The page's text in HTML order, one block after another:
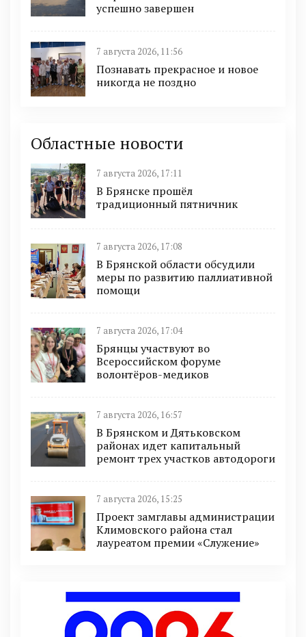
успешно завершен
7 августа 2026, 11:56
Познавать прекрасное и новое
никогда не поздно
Областные новости
7 августа 2026, 17:11
В Брянске прошёл
традиционный пятничник
7 августа 2026, 17:08
В Брянской области обсудили
меры по развитию паллиативной
помощи
7 августа 2026, 17:04
Брянцы участвуют во
Всероссийском форуме
волонтёров-медиков
7 августа 2026, 16:57
В Брянском и Дятьковском
районах идет капитальный
ремонт трех участков автодороги
7 августа 2026, 15:25
Проект замглавы администрации
Климовского района стал
лауреатом премии «Служение»